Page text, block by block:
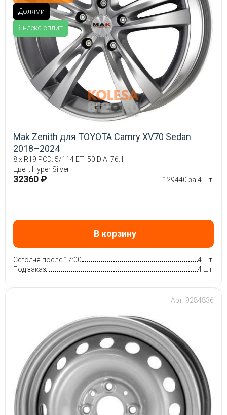
Долями
Яндекс.сплит
Mak Zenith для TOYOTA Camry XV70 Sedan
2018–2024
8 x R19 PCD: 5/114 ET: 50 DIA: 76.1
Цвет: Hyper Silver
32360 ₽ 129440 за 4 шт.
В корзину
Сегодня после 17:00
4 шт.
Под заказ
4 шт.
Арт: 9284836